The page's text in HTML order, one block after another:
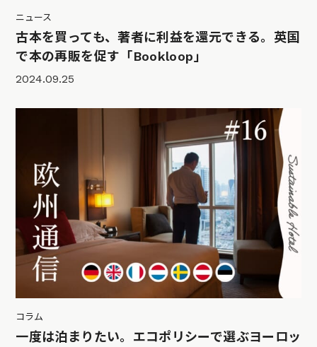
ニュース
古本を買っても、著者に利益を還元できる。英国
で本の再販を促す「Bookloop」
2024.09.25
コラム
一度は泊まりたい。エコポリシーで選ぶヨーロッ